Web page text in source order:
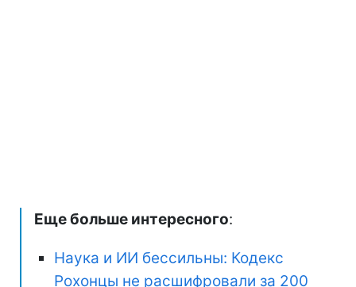
Еще больше интересного:
Наука и ИИ бессильны: Кодекс
Рохонцы не расшифровали за 200